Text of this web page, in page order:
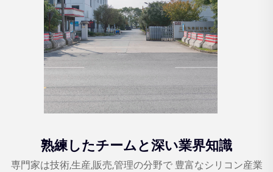
熟練したチームと深い業界知識
専門家は技術,生産,販売,管理の分野で 豊富なシリコン産業